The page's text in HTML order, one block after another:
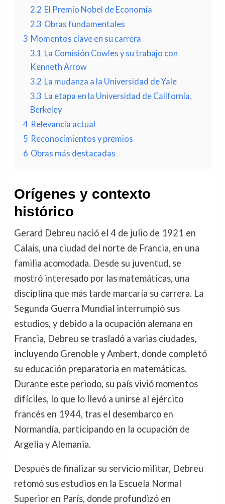
2.2 El Premio Nobel de Economía
2.3 Obras fundamentales
3 Momentos clave en su carrera
3.1 La Comisión Cowles y su trabajo con
Kenneth Arrow
3.2 La mudanza a la Universidad de Yale
3.3 La etapa en la Universidad de California,
Berkeley
4 Relevancia actual
5 Reconocimientos y premios
6 Obras más destacadas
Orígenes y contexto
histórico
Gerard Debreu nació el 4 de julio de 1921 en
Calais, una ciudad del norte de Francia, en una
familia acomodada. Desde su juventud, se
mostró interesado por las matemáticas, una
disciplina que más tarde marcaría su carrera. La
Segunda Guerra Mundial interrumpió sus
estudios, y debido a la ocupación alemana en
Francia, Debreu se trasladó a varias ciudades,
incluyendo Grenoble y Ambert, donde completó
su educación preparatoria en matemáticas.
Durante este periodo, su país vivió momentos
difíciles, lo que lo llevó a unirse al ejército
francés en 1944, tras el desembarco en
Normandía, participando en la ocupación de
Argelia y Alemania.
Después de finalizar su servicio militar, Debreu
retomó sus estudios en la Escuela Normal
Superior en París, donde profundizó en